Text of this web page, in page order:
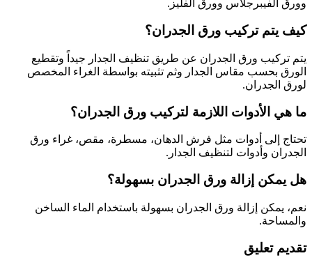
وورق الفيبرجلاس وورق الفليز.
كيف يتم تركيب ورق الجدران؟
يتم تركيب ورق الجدران عن طريق تنظيف الجدار جيداً وتقطيع
الورق بحسب مقاس الجدار وثم تثبيته بواسطة الغراء المخصص
لورق الجدران.
ما هي الأدوات اللازمة لتركيب ورق الجدران؟
تحتاج إلى أدوات مثل فرش الدهان، مسطرة، مقص، غراء ورق
الجدران وأدوات لتنظيف الجدار.
هل يمكن إزالة ورق الجدران بسهولة؟
نعم، يمكن إزالة ورق الجدران بسهولة باستخدام الماء الساخن
والمساحة.
تقديم تعليق